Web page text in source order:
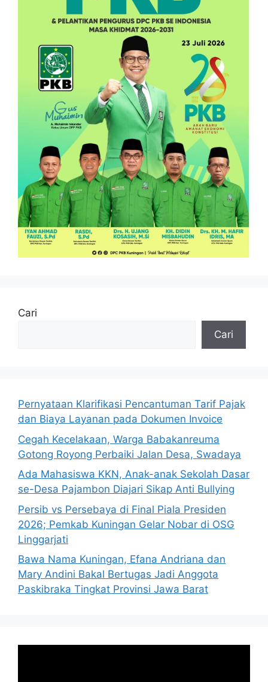
Cari
Cari
Pernyataan Klarifikasi Pencantuman Tarif Pajak
dan Biaya Layanan pada Dokumen Invoice
Cegah Kecelakaan, Warga Babakanreuma
Gotong Royong Perbaiki Jalan Desa, Swadaya
Ada Mahasiswa KKN, Anak-anak Sekolah Dasar
se-Desa Pajambon Diajari Sikap Anti Bullying
Persib vs Persebaya di Final Piala Presiden
2026; Pemkab Kuningan Gelar Nobar di OSG
Linggarjati
Bawa Nama Kuningan, Efana Andriana dan
Mary Andini Bakal Bertugas Jadi Anggota
Paskibraka Tingkat Provinsi Jawa Barat